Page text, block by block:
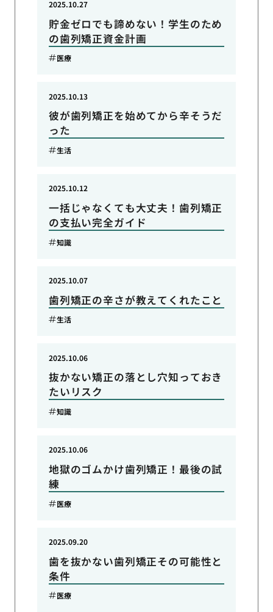
貯金ゼロでも諦めない！学生のため
の歯列矯正資金計画
2025.10.27
医療
彼が歯列矯正を始めてから辛そうだ
った
2025.10.13
生活
一括じゃなくても大丈夫！歯列矯正
の支払い完全ガイド
2025.10.12
知識
歯列矯正の辛さが教えてくれたこと
2025.10.07
生活
抜かない矯正の落とし穴知っておき
たいリスク
2025.10.06
知識
地獄のゴムかけ歯列矯正！最後の試
練
2025.10.06
医療
歯を抜かない歯列矯正その可能性と
条件
2025.09.20
医療